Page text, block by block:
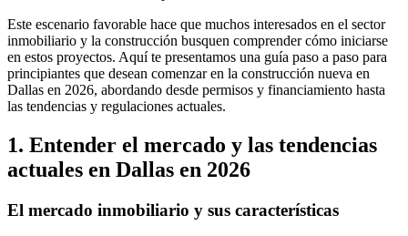
Este escenario favorable hace que muchos interesados en el sector
inmobiliario y la construcción busquen comprender cómo iniciarse
en estos proyectos. Aquí te presentamos una guía paso a paso para
principiantes que desean comenzar en la construcción nueva en
Dallas en 2026, abordando desde permisos y financiamiento hasta
las tendencias y regulaciones actuales.
1. Entender el mercado y las tendencias
actuales en Dallas en 2026
El mercado inmobiliario y sus características